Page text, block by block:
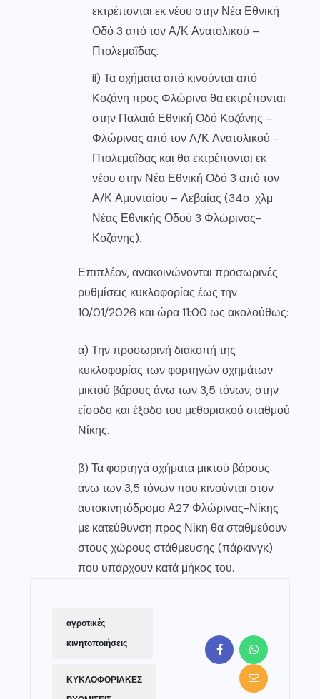
εκτρέπονται εκ νέου στην Νέα Εθνική
Οδό 3 από τον Α/Κ Ανατολικού –
Πτολεμαΐδας.
ii) Τα οχήματα από κινούνται από
Κοζάνη προς Φλώρινα θα εκτρέπονται
στην Παλαιά Εθνική Οδό Κοζάνης –
Φλώρινας από τον Α/Κ Ανατολικού –
Πτολεμαΐδας και θα εκτρέπονται εκ
νέου στην Νέα Εθνική Οδό 3 από τον
Α/Κ Αμυνταίου – Λεβαίας (34ο χλμ.
Νέας Εθνικής Οδού 3 Φλώρινας-
Κοζάνης).
Επιπλέον, ανακοινώνονται προσωρινές
ρυθμίσεις κυκλοφορίας έως την
10/01/2026 και ώρα 11:00 ως ακολούθως:
α) Την προσωρινή διακοπή της
κυκλοφορίας των φορτηγών οχημάτων
μικτού βάρους άνω των 3,5 τόνων, στην
είσοδο και έξοδο του μεθοριακού σταθμού
Νίκης.
β) Τα φορτηγά οχήματα μικτού βάρους
άνω των 3,5 τόνων που κινούνται στον
αυτοκινητόδρομο Α27 Φλώρινας-Νίκης
με κατεύθυνση προς Νίκη θα σταθμεύουν
στους χώρους στάθμευσης (πάρκινγκ)
που υπάρχουν κατά μήκος του.
αγροτικές
κινητοποιήσεις
ΚΥΚΛΟΦΟΡΙΑΚΕΣ